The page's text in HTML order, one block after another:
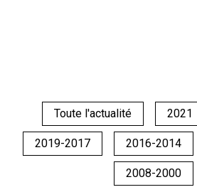
Toute l'actualité 2021
2019-2017 2016-2014
2008-2000